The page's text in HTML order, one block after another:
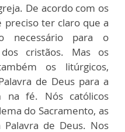
De acordo com os
preciso ter claro que a
necessário para o
cristãos. Mas os
os litúrgicos,
de Deus para a
na fé. Nós católicos
do Sacramento, as
de Deus. Nos